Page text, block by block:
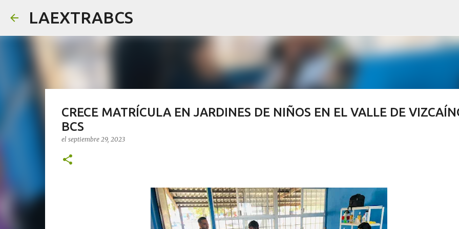
LAEXTRABCS
CRECE MATRÍCULA EN JARDINES DE NIÑOS EN EL VALLE DE
BCS
el septiembre 29, 2023